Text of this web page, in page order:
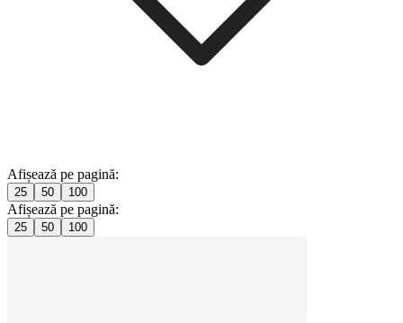
Afișează pe pagină:
25 50 100
Afișează pe pagină:
25 50 100